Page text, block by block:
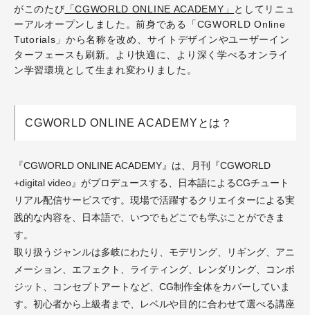
がこのたび 「CGWORLD ONLINE ACADEMY」
としてリニュ
ーアルオープンしました。前身である「CGWORLD Online
Tutorials」から名称を改め、サイトデザインやユーザーイン
ターフェースも刷新。より快適に、より深く学べるオンライ
ン学習環境として生まれ変わりました。
CGWORLD ONLINE ACADEMYとは？
『CGWORLD ONLINE ACADEMY』は、月刊『CGWORLD
+digital video』がプロデュースする、日本語によるCGチュート
リアル配信サービスです。現場で活躍するクリエイターによる実
践的な内容を、日本語で、いつでもどこでも学ぶことができま
す。
取り扱うジャンルは多岐にわたり、モデリング、リギング、アニ
メーション、エフェクト、ライティング、レンダリング、コンポ
ジット、コンセプトアートなど、CG制作全体をカバーしていま
す。初心者から上級者まで、レベルや目的に合わせて選べる講座